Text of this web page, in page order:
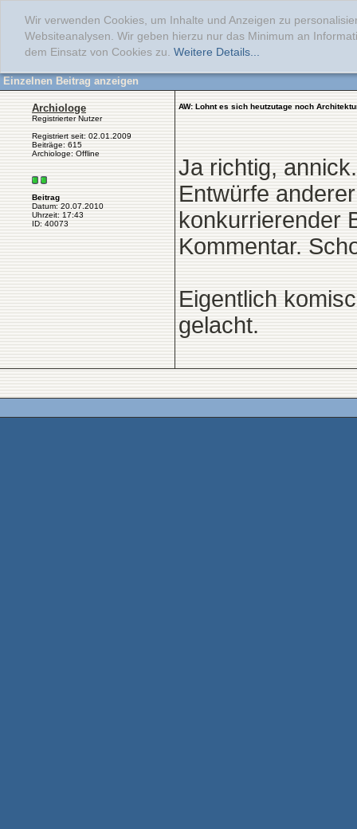
Wir verwenden Cookies, um Inhalte und Anzeigen zu
Websiteanalysen. Wir geben hierzu nur das Minimum an
dem Einsatz von Cookies zu. Weitere Details...
Einzelnen Beitrag anzeigen
Archiologe
Registrierter Nutzer
Registriert seit: 02.01.2009
Beiträge: 615
Archiologe: Offline
Beitrag
Datum: 20.07.2010
Uhrzeit: 17:43
ID: 40073
AW: Lohnt es sich heutzutage noch
Ja richtig,
Entwürfe
konkurrierender
Kommentar.
Eigentlich
gelacht.